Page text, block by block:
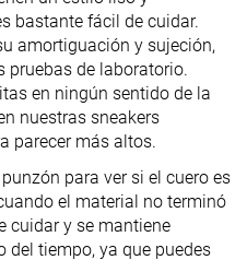
bastante fácil de cuidar.
amortiguación y sujeción,
pruebas de laboratorio.
en ningún sentido de la
nuestras sneakers
parecer más altos.
para ver si el cuero es
el material no terminó
cuidar y se mantiene
del tiempo, ya que puedes